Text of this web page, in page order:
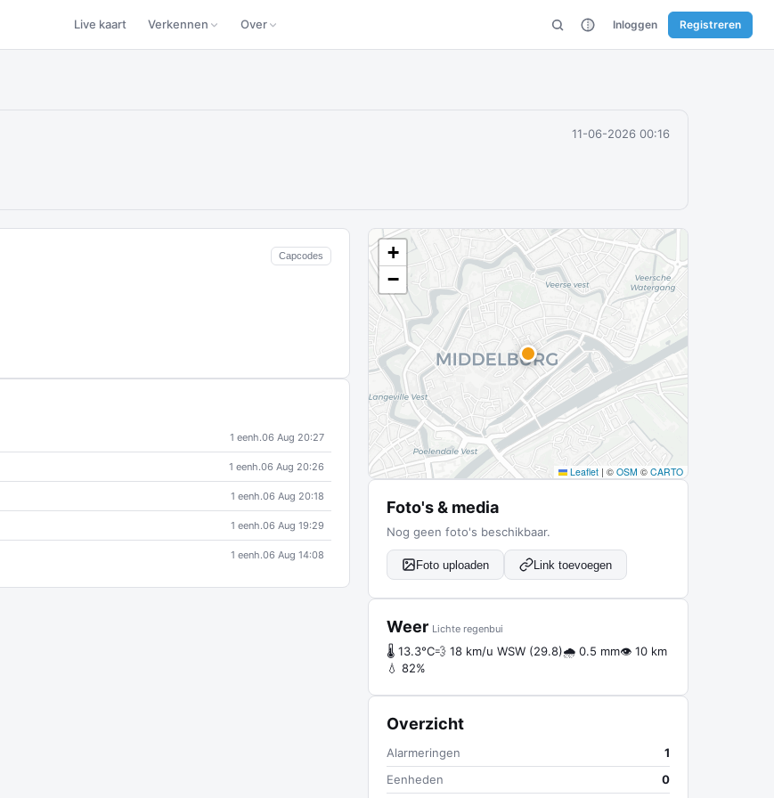
Live kaart Verkennen Over Inloggen Registreren
11-06-2026 00:16
Capcodes
1 eenh.06 Aug 20:27
1 eenh.06 Aug 20:26
1 eenh.06 Aug 20:18
1 eenh.06 Aug 19:29
1 eenh.06 Aug 14:08
+
−
Leaflet | © OSM © CARTO
Foto's & media
Nog geen foto's beschikbaar.
Foto uploaden Link toevoegen
Weer Lichte regenbui
🌡 13.3°C💨 18 km/u WSW (29.8)🌧 0.5 mm👁 10 km
💧 82%
Overzicht
Alarmeringen
1
Eenheden
0